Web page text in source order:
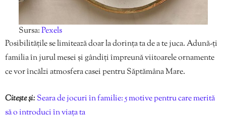
Sursa:Pexels
Posibilitățile se limitează doar la dorința ta de a te juca. Adună-ți
familia în jurul mesei și gândiți împreună viitoarele ornamente
ce vor încălzi atmosfera casei pentru Săptămâna Mare.
Citește și: Seara de jocuri în familie: 5 motive pentru care merită
să o introduci în viața ta